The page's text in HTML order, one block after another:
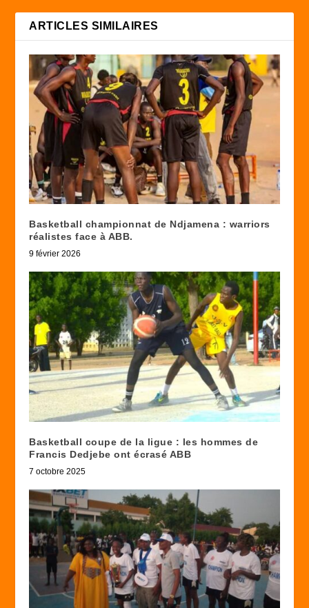
ARTICLES SIMILAIRES
Basketball championnat de Ndjamena : warriors
réalistes face à ABB.
9 février 2026
Basketball coupe de la ligue : les hommes de
Francis Dedjebe ont écrasé ABB
7 octobre 2025